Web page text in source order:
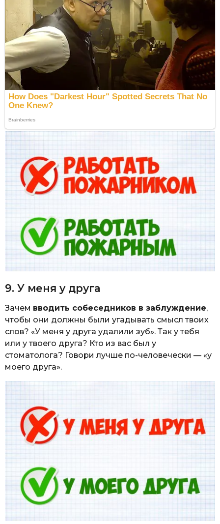
9. У меня у друга
Зачем вводить собеседников в заблуждение,
чтобы они должны были угадывать смысл твоих
слов? «У меня у друга удалили зуб». Так у тебя
или у твоего друга? Кто из вас был у
стоматолога? Говори лучше по-человечески — «у
моего друга».